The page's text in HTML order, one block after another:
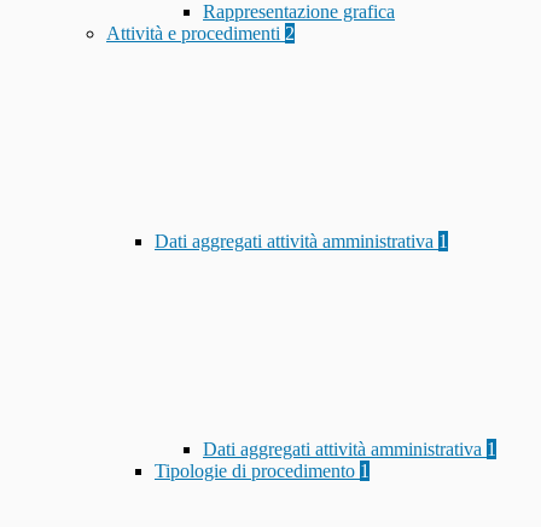
Rappresentazione grafica
Attività e procedimenti 2
Dati aggregati attività amministrativa 1
Dati aggregati attività amministrativa 1
Tipologie di procedimento 1